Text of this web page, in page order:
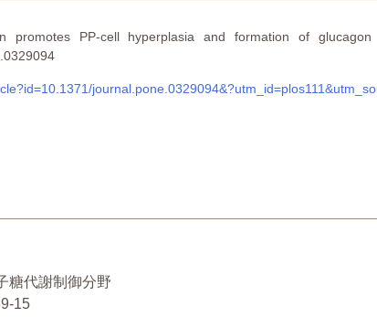
promotes PP-cell hyperplasia and formation of
糖代謝制御分野
15